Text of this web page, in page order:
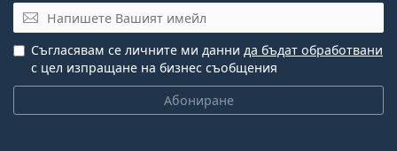
Имейл
Абониране
Съгласявам се личните ми данни да бъдат обработвани
с цел изпращане на бизнес съобщения